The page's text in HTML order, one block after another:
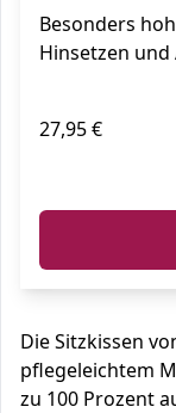
Besonders
Hinsetzen und
27,95 €
Die Sitzkissen
pflegeleichtem
zu 100 Prozent